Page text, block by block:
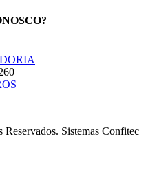
Sistemas Confitec